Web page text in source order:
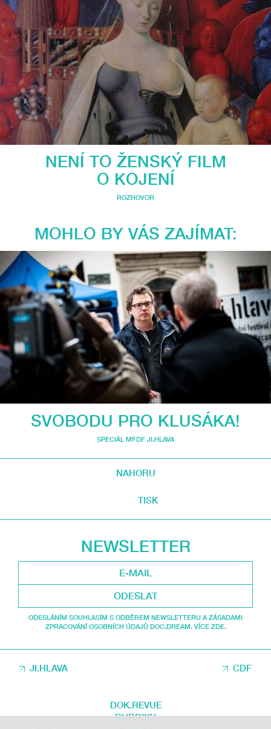
NENÍ TO ŽENSKÝ FILM
O KOJENÍ
ROZHOVOR
MOHLO BY VÁS ZAJÍMAT:
SVOBODU PRO KLUSÁKA!
SPECIÁL MFDF JI.HLAVA
NAHORU
TISK
NEWSLETTER
ODESLAT
ODESLÁNÍM SOUHLASÍM S ODBĚREM NEWSLETTERU A ZÁSADAMI
ZPRACOVÁNÍ OSOBNÍCH ÚDAJŮ DOC.DREAM. VÍCE ZDE.
JI.HLAVA CDF
DOK.REVUE
RUBRIKY